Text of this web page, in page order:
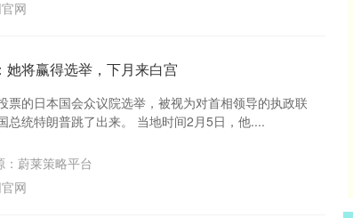
网
将赢得选举，下月来白宫
的日本国会众议院选举，被视为对首相领导的执政联
总统特朗普跳了出来。 当地时间2月5日，他....
：蔚莱策略平台
网